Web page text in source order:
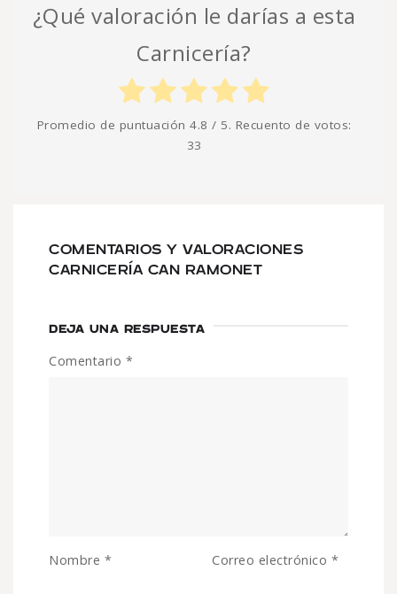
¿Qué valoración le darías a esta
Carnicería?
Promedio de puntuación 4.8 / 5. Recuento de votos:
33
COMENTARIOS Y VALORACIONES
CARNICERÍA CAN RAMONET
DEJA UNA RESPUESTA
Comentario *
Nombre * Correo electrónico *